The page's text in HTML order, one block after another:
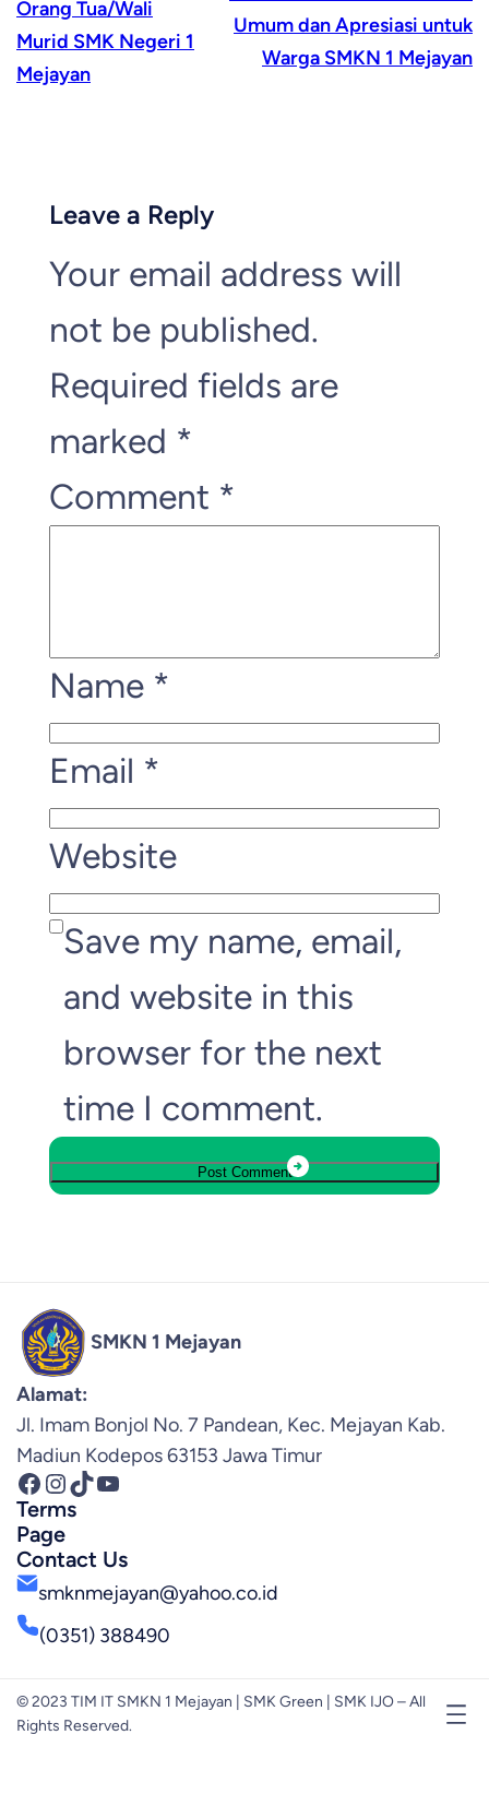
Orang Tua/Wali
Murid SMK Negeri 1
Mejayan
Umum dan Apresiasi untuk
Warga SMKN 1 Mejayan
Leave a Reply
Your email address will
not be published.
Required fields are
marked *
Comment *
Name *
Email *
Website
Save my name, email,
and website in this
browser for the next
time I comment.
SMKN 1 Mejayan
Alamat:
Jl. Imam Bonjol No. 7 Pandean, Kec. Mejayan Kab.
Madiun Kodepos 63153 Jawa Timur
Facebook InstagramTikTok YouTube
Terms
Page
Contact Us
smknmejayan@yahoo.co.id
(0351) 388490
© 2023 TIM IT SMKN 1 Mejayan | SMK Green | SMK IJO – All
Rights Reserved.